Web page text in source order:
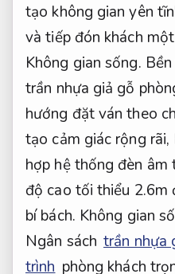
tạo không gian yên
và tiếp đón khách
Không gian sống.
trần nhựa giả gỗ
hướng đặt ván theo
tạo cảm giác rộng rãi,
hợp hệ thống đèn
độ cao tối thiểu 2.6m
bí bách. Không gian
Ngân sách trần nhựa
trình phòng khách